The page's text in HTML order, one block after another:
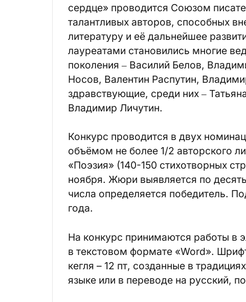
сердце» проводится Союзом
талантливых авторов, способных
литературу и её дальнейшее
лауреатами становились многие
поколения ‒ Василий Белов,
Носов, Валентин Распутин,
здравствующие, среди них ‒
Владимир Личутин.
Конкурс проводится в двух
объёмом не более 1/2 авторского
«Поэзия» (140-150 стихотворных
ноября. Жюри выявляется по
числа определяется победитель.
года.
На конкурс принимаются работы в
в текстовом формате «Word».
кегля – 12 пт, созданные в
языке или в переводе на русский,